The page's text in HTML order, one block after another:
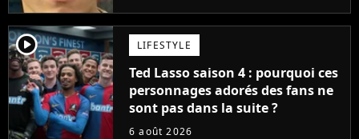
player2 LIFESTYLE
Ted Lasso saison 4 : pourquoi ces
personnages adorés des fans ne
sont pas dans la suite ?
6 août 2026